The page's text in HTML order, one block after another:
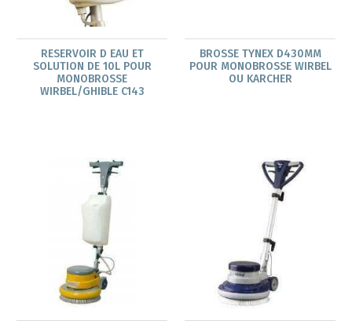
RESERVOIR D EAU ET
SOLUTION DE 10L POUR
MONOBROSSE
WIRBEL/GHIBLE C143
BROSSE TYNEX D430MM
POUR MONOBROSSE WIRBEL
OU KARCHER